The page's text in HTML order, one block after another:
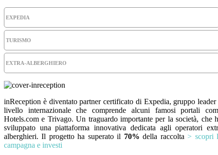
EXPEDIA
TURISMO
EXTRA-ALBERGHIERO
inReception è diventato partner certificato di Expedia, gruppo leader
livello internazionale che comprende alcuni famosi portali
Hotels.com e Trivago. Un traguardo importante per la società, che
sviluppato una piattaforma innovativa dedicata agli operatori
alberghieri. Il progetto ha superato il 70% della raccolta> scopri
campagna e investi